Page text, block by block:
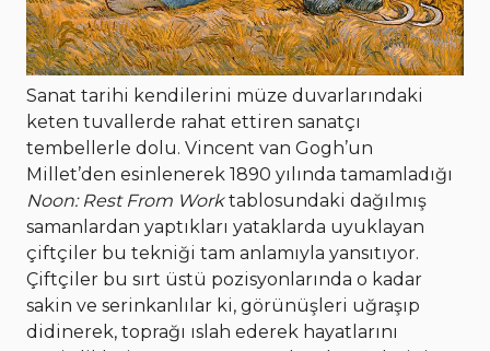
Sanat tarihi kendilerini müze duvarlarındaki
keten tuvallerde rahat ettiren sanatçı
tembellerle dolu. Vincent van Gogh’un
Millet’den esinlenerek 1890 yılında tamamladığı
Noon: Rest From Worktablosundaki dağılmış
samanlardan yaptıkları yataklarda uyuklayan
çiftçiler bu tekniği tam anlamıyla yansıtıyor.
Çiftçiler bu sırt üstü pozisyonlarında o kadar
sakin ve serinkanlılar ki, görünüşleri uğraşıp
didinerek, toprağı ıslah ederek hayatlarını